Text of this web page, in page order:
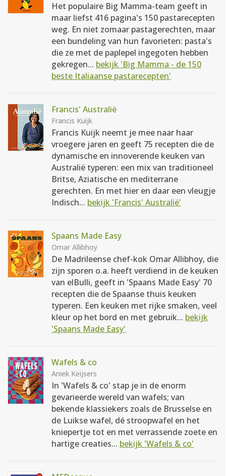
Het populaire Big Mamma-team geeft in
maar liefst 416 pagina's 150 pastarecepten
weg. En niet zomaar pastagerechten, maar
een bundeling van hun favorieten: pasta's
die ze met de paplepel ingegoten hebben
gekregen... bekijk 'Big Mamma - de 150
beste Italiaanse pastarecepten'
Francis' Australië
Francis Kuijk
Francis Kuijk neemt je mee naar haar
vroegere jaren en geeft 75 recepten die de
dynamische en innoverende keuken van
Australië typeren: een mix van traditioneel
Britse, Aziatische en mediterrane
gerechten. En met hier en daar een vleugje
Indisch... bekijk 'Francis' Australië'
Spaans Made Easy
Omar Allibhoy
De Madrileense chef-kok Omar Allibhoy, die
zijn sporen o.a. heeft verdiend in de keuken
van elBulli, geeft in 'Spaans Made Easy' 70
recepten die de Spaanse thuis keuken
typeren. Een keuken met rijke smaken, veel
kleur op het bord en met gebruik... bekijk
'Spaans Made Easy'
Wafels & co
Aniek Keijsers
In 'Wafels & co' stap je in de enorm
gevarieerde wereld van wafels; van
bekende klassiekers zoals de Brusselse en
de Luikse wafel, dé stroopwafel en het
kniepertje tot en met verrassende zoete en
hartige creaties... bekijk 'Wafels & co'